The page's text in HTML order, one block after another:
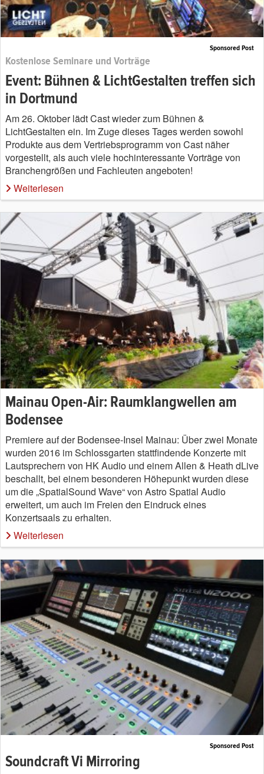
Sponsored Post
Kostenlose Seminare und Vorträge
Event: Bühnen & LichtGestalten treffen sich
in Dortmund
Am 26. Oktober lädt Cast wieder zum Bühnen &
LichtGestalten ein. Im Zuge dieses Tages werden sowohl
Produkte aus dem Vertriebsprogramm von Cast näher
vorgestellt, als auch viele hochinteressante Vorträge von
Branchengrößen und Fachleuten angeboten!
Weiterlesen
Mainau Open-Air: Raumklangwellen am
Bodensee
Premiere auf der Bodensee-Insel Mainau: Über zwei Monate
wurden 2016 im Schlossgarten stattfindende Konzerte mit
Lautsprechern von HK Audio und einem Allen & Heath dLive
beschallt, bei einem besonderen Höhepunkt wurden diese
um die „SpatialSound Wave“ von Astro Spatial Audio
erweitert, um auch im Freien den Eindruck eines
Konzertsaals zu erhalten.
Weiterlesen
Sponsored Post
Soundcraft Vi Mirroring